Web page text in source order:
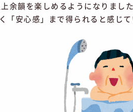
余韻を楽しめるようになりまし
「安心感」まで得られると感じて